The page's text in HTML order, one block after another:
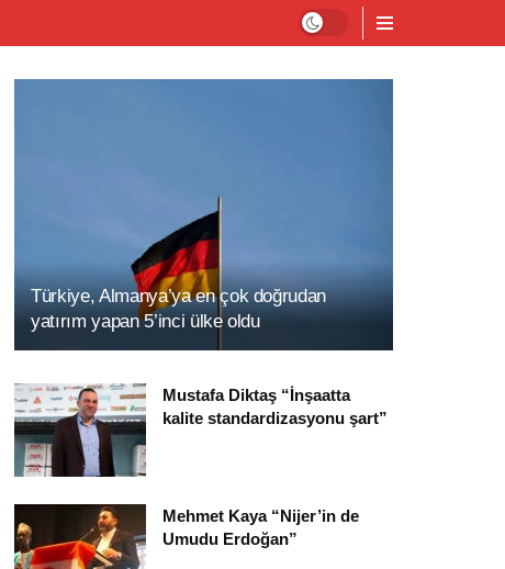
Türkiye, Almanya’ya en çok doğrudan
yatırım yapan 5’inci ülke oldu
Mustafa Diktaş “İnşaatta
kalite standardizasyonu şart”
Mehmet Kaya “Nijer’in de
Umudu Erdoğan”